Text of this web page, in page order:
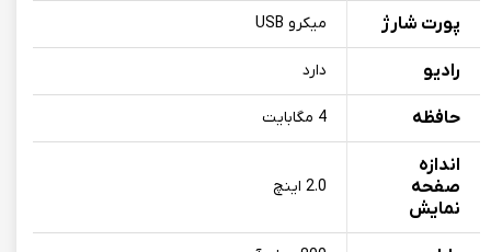
پورت شارژ میکرو USB
رادیو دارد
حافظه 4 مگابایت
اندازه
صفحه
نمایش
2.0 اینچ